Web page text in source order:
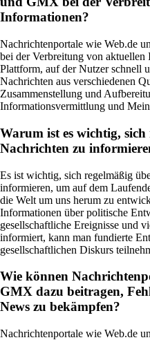
Informationen?
Nachrichtenportale wie Web.de
bei der Verbreitung von aktuellen
Plattform, auf der Nutzer schnell
Nachrichten aus verschiedenen
Zusammenstellung und
Informationsvermittlung und
Warum ist es wichtig,
Nachrichten zu
Es ist wichtig, sich regelmäßig
informieren, um auf dem
die Welt um uns herum zu
Informationen über politische
gesellschaftliche Ereignisse und
informiert, kann man fundierte
gesellschaftlichen Diskurs
Wie können
GMX dazu beitragen,
News zu bekämpfen?
Nachrichtenportale wie Web.de